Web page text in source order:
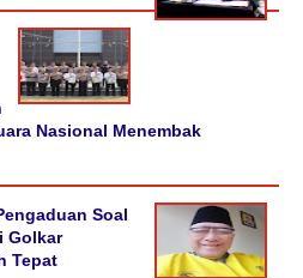
Nasional Menembak
Soal
Golkar
Tepat